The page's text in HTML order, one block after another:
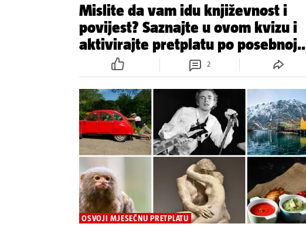
Mislite da vam idu književnost i
povijest? Saznajte u ovom kvizu i
aktivirajte pretplatu po posebnoj
cijeni!
2
OSVOJI MJESEČNU PRETPLATU